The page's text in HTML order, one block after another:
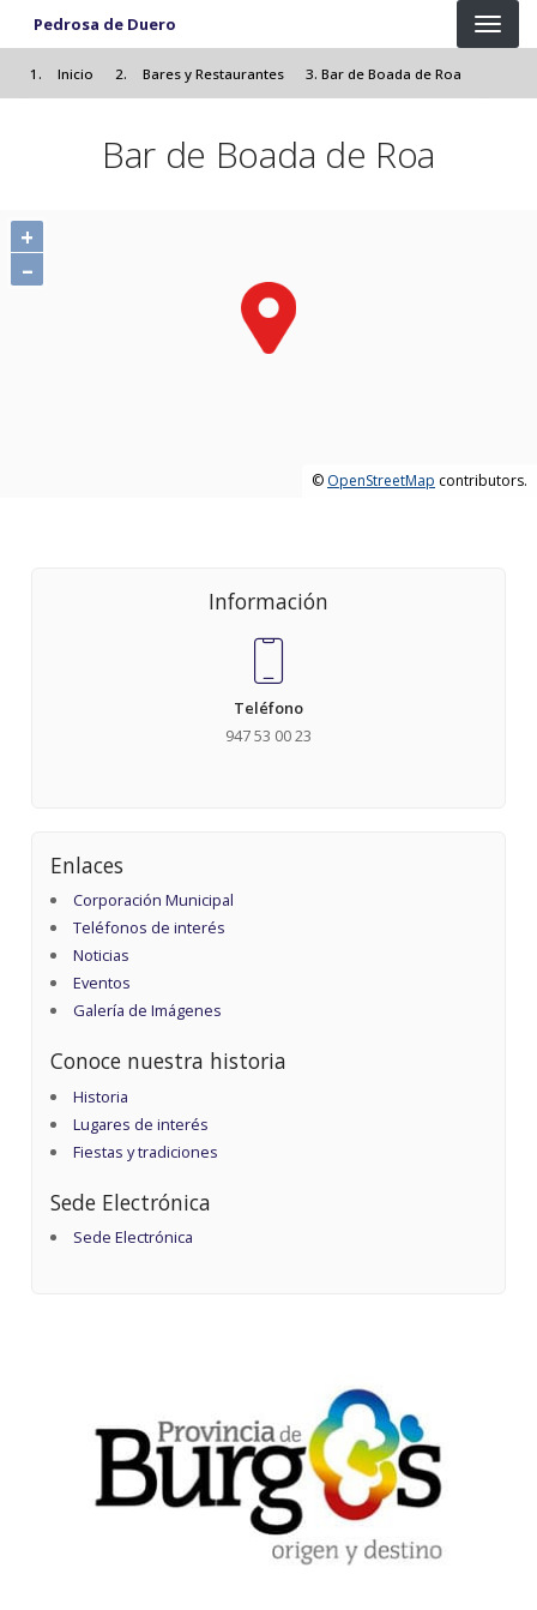
Pasar al contenido principal
Pedrosa de Duero
Inicio Bares y Restaurantes Bar de Boada de Roa
Bar de Boada de Roa
+
–
© OpenStreetMap contributors.
Información
Teléfono
947 53 00 23
Enlaces
Corporación Municipal
Teléfonos de interés
Noticias
Eventos
Galería de Imágenes
Conoce nuestra historia
Historia
Lugares de interés
Fiestas y tradiciones
Sede Electrónica
Sede Electrónica